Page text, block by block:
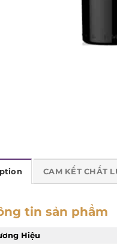
CAM KẾT CHẤT
tin sản phẩm
Hiệu